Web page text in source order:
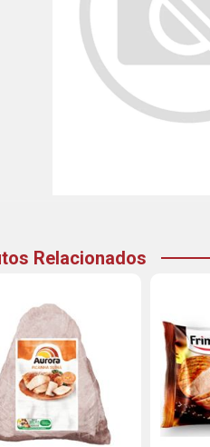
Relacionados